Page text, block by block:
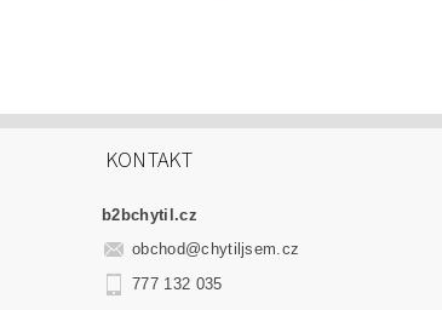
KONTAKT
b2bchytil.cz
obchod@chytiljsem.cz
777 132 035